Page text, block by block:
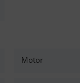
Motor